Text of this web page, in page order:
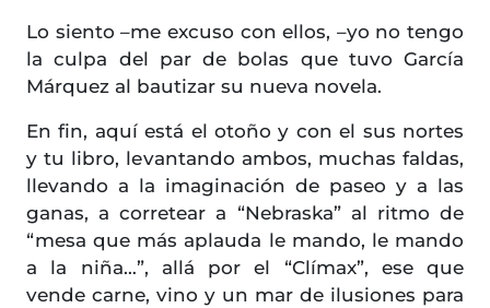
Lo siento –me excuso con ellos, –yo no tengo
la culpa del par de bolas que tuvo García
Márquez al bautizar su nueva novela.
En fin, aquí está el otoño y con el sus nortes
y tu libro, levantando ambos, muchas faldas,
llevando a la imaginación de paseo y a las
ganas, a corretear a “Nebraska” al ritmo de
“mesa que más aplauda le mando, le mando
a la niña…”, allá por el “Clímax”, ese que
vende carne, vino y un mar de ilusiones para